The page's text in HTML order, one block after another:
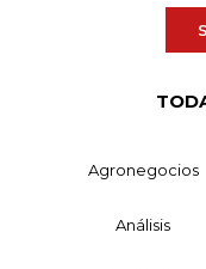
Agronegocios
Análisis